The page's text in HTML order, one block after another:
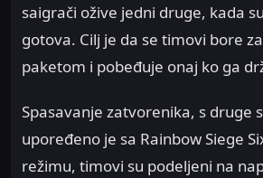
saigrači ožive jedni druge, kada
gotova. Cilj je da se timovi bore
paketom i pobeđuje onaj ko ga
Spasavanje zatvorenika, s druge
upoređeno je sa Rainbow Siege
režimu, timovi su podeljeni na